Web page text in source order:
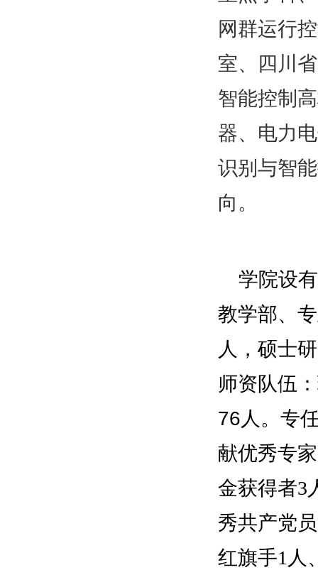
网群运行
室、四川
智能控制
器、电力
识别与智
向。
学院设
教学部、
人，硕士
师资队伍
76人。专
献优秀专家
金获得者3
秀共产党员
红旗手1 人